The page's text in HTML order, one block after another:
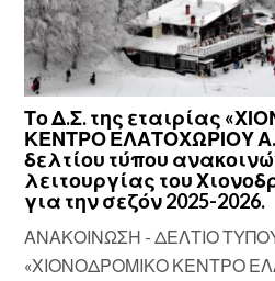
Το Δ.Σ. της εταιρίας
ΚΕΝΤΡΟ ΕΛΑΤΟΧΩΡΙΟΥ
δελτίου τύπου
λειτουργίας του
για την σεζόν 2025-2026.
ΑΝΑΚΟΙΝΩΣΗ - ΔΕΛΤΙΟ ΤΥΠΟΥ
«ΧΙΟΝΟΔΡΟΜΙΚΟ ΚΕΝΤΡΟ